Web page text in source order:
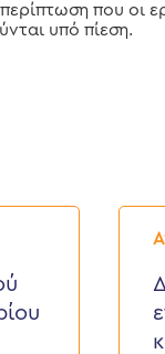
περίπτωση που οι
υπό πίεση.
Δελτίο
προς
τους